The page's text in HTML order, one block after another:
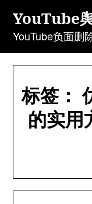
content
YouTube
YouTube负面删
标签：
的实用